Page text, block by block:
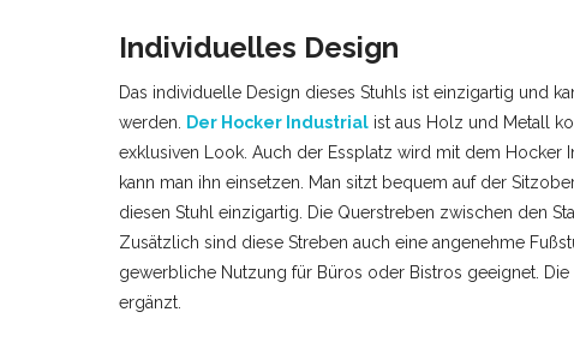
Individuelles Design
Das individuelle Design dieses Stuhls ist einzigartig und
werden.
Der Hocker Industrialist aus Holz und Metall
exklusiven Look. Auch der Essplatz wird mit dem
kann man ihn einsetzen. Man sitzt bequem auf der
diesen Stuhl einzigartig. Die Querstreben zwischen den
Zusätzlich sind diese Streben auch eine angenehme
gewerbliche Nutzung für Büros oder Bistros geeignet.
ergänzt.